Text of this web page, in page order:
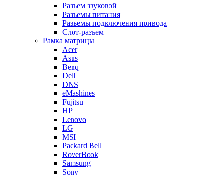
Разъем звуковой
Разъемы питания
Разъемы подключения привода
Слот-разъем
Рамка матрицы
Acer
Asus
Benq
Dell
DNS
eMashines
Fujitsu
HP
Lenovo
LG
MSI
Packard Bell
RoverBook
Samsung
Sony